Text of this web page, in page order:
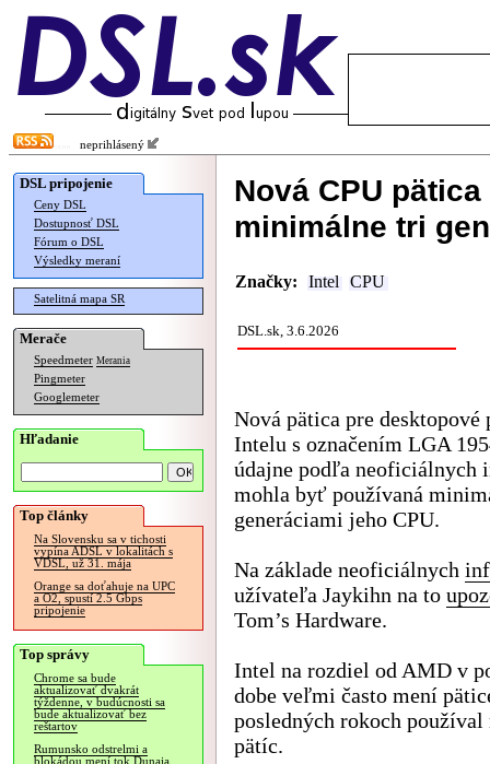
neprihlásený
DSL pripojenie
Ceny DSL
Dostupnosť DSL
Fórum o DSL
Výsledky meraní
Satelitná mapa SR
Merače
Speedmeter Merania
Pingmeter
Googlemeter
Hľadanie
Top články
Na Slovensku sa v tichosti
vypína ADSL v lokalitách s
VDSL, už 31. mája
Orange sa doťahuje na UPC
a O2, spustí 2.5 Gbps
pripojenie
Top správy
Chrome sa bude
aktualizovať dvakrát
týždenne, v budúcnosti sa
bude aktualizovať bez
reštartov
Rumunsko odstrelmi a
blokádou mení tok Dunaja,
Nová CPU
minimálne tri
Značky: Intel CPU
DSL.sk, 3.6.2026
Nová pätica pre desktopové
Intelu s označením LGA
údajne podľa neoficiálnych
mohla byť používaná
generáciami jeho CPU.
Na základe neoficiálnych
užívateľa Jaykihn na to
Tom’s Hardware.
Intel na rozdiel od AMD v
dobe veľmi často mení
posledných rokoch
pätíc.